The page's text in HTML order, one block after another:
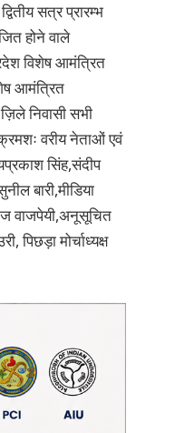
सत्र प्रारम्भ
होने वाले
विशेष आमंत्रित
आमंत्रित
निवासी सभी
वरीय नेताओं एवं
सिंह,संदीप
बारी,मीडिया
वाजपेयी,अनूसूचित
पिछड़ा मोर्चाध्यक्ष